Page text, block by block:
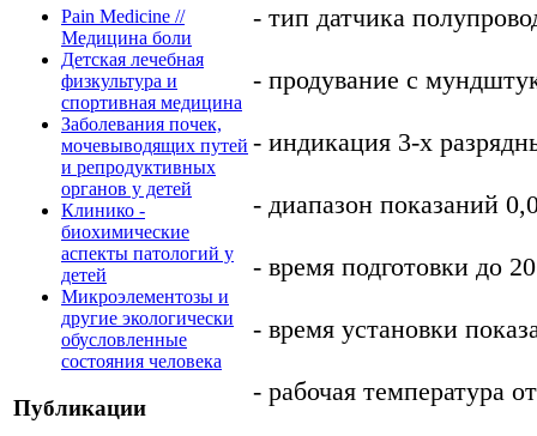
Pain Medicine //
Медицина боли
Детская лечебная
физкультура и
спортивная медицина
Заболевания почек,
мочевыводящих путей
и репродуктивных
органов у детей
Клинико -
биохимические
аспекты патологий у
детей
Микроэлементозы и
другие экологически
обусловленные
состояния человека
Публикации
- тип датчика
- продувание с
- индикация 3-х
- диапазон показаний
- время подготовки до
- время установки
- рабочая температура